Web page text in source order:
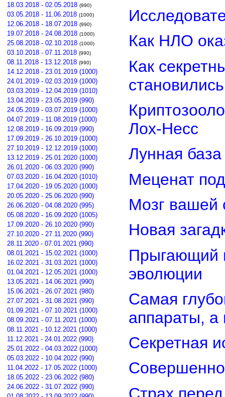
18.03.2018 - 02.05.2018 (990)
03.05.2018 - 11.06.2018 (1000)
12.06.2018 - 18.07.2018 (990)
19.07.2018 - 24.08.2018 (1000)
25.08.2018 - 02.10.2018 (1000)
03.10.2018 - 07.11.2018 (990)
08.11.2018 - 13.12.2018 (990)
14.12.2018 - 23.01.2019 (1000)
24.01.2019 - 02.03.2019 (1000)
03.03.2019 - 12.04.2019 (1010)
13.04.2019 - 23.05.2019 (990)
24.05.2019 - 03.07.2019 (1000)
04.07.2019 - 11.08.2019 (1000)
12.08.2019 - 16.09.2019 (990)
17.09.2019 - 26.10.2019 (1000)
27.10.2019 - 12.12.2019 (1000)
13.12.2019 - 25.01.2020 (1000)
26.01.2020 - 06.03.2020 (990)
07.03.2020 - 16.04.2020 (1010)
17.04.2020 - 19.05.2020 (1000)
20.05.2020 - 25.06.2020 (990)
26.06.2020 - 04.08.2020 (995)
05.08.2020 - 16.09.2020 (1005)
17.09.2020 - 26.10.2020 (990)
27.10.2020 - 27.11.2020 (990)
28.11.2020 - 07.01.2021 (990)
08.01.2021 - 15.02.2021 (1000)
16.02.2021 - 31.03.2021 (1000)
01.04.2021 - 12.05.2021 (1000)
13.05.2021 - 14.06.2021 (990)
15.06.2021 - 26.07.2021 (980)
27.07.2021 - 31.08.2021 (990)
01.09.2021 - 07.10.2021 (1000)
08.09.2021 - 07.11.2021 (1000)
08.11.2021 - 10.12.2021 (1000)
11.12.2021 - 24.01.2022 (990)
25.01.2022 - 04.03.2022 (1000)
05.03.2022 - 10.04.2022 (990)
11.04.2022 - 17.05.2022 (1000)
18.05.2022 - 23.06.2022 (980)
24.06.2022 - 31.07.2022 (990)
Как НЛО
Как
Лох-Несс
Лунная
Меценат
Мозг вашей
Новая
Прыгающий
эволюции
Самая
аппараты, а
Секретная